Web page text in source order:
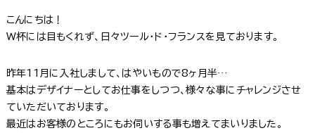
こんにちは！
W杯には目もくれず、日々ツール・ド・フランスを見ております。
昨年11月に入社しまして、はやいもので8ヶ月半…
基本はデザイナーとしてお仕事をしつつ、様々な事にチャレンジさせ
ていただいております。
最近はお客様のところにもお伺いする事も増えてまいりました。